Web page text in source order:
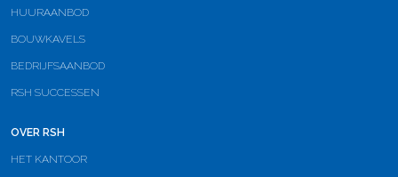
HUURAANBOD
BOUWKAVELS
BEDRIJFSAANBOD
RSH SUCCESSEN
OVER RSH
HET KANTOOR